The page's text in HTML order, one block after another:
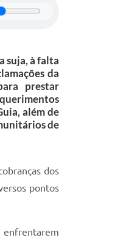
suja, à falta
da
prestar
além de
de
dos
pontos
enfrentarem